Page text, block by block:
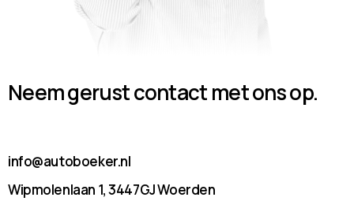
Neem gerust contact met ons op.
info@autoboeker.nl
Wipmolenlaan 1, 3447GJ Woerden